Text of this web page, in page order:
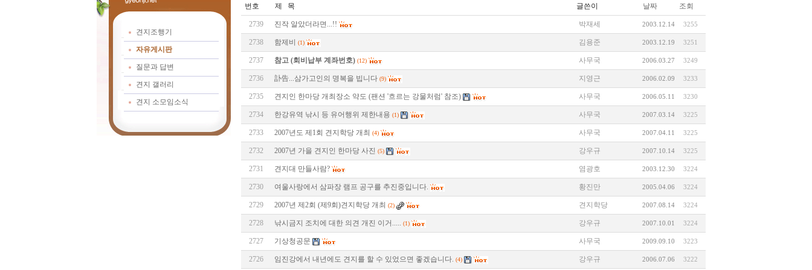
견지조행기
자유게시판
질문과 답변
견지 갤러리
견지 소모임소식
번호 제 목 글쓴이 날짜 조회
2739 진작 알았더라면...!! 박재세 2003.12.14 3255
2738 함제비 (1) 김용준 2003.12.19 3251
2737 참고 (회비납부 계좌번호) (12) 사무국 2006.03.27 3249
2736 訃告...삼가고인의 명복을 빕니다 (9) 지영근 2006.02.09 3233
2735 견지인 한마당 개최장소 약도 (팬션 '흐르는 강물처럼' 참조) 사무국 2006.05.11 3230
2734 한강유역 낚시 등 유어행위 제한내용 (1) 사무국 2007.03.14 3225
2733 2007년도 제1회 견지학당 개최 (4) 사무국 2007.04.11 3225
2732 2007년 가을 견지인 한마당 사진 (5) 강우규 2007.10.14 3225
2731 견지대 만들사람? 염광호 2003.12.30 3224
2730 여울사랑에서 삼파장 램프 공구를 추진중입니다. 황진만 2005.04.06 3224
2729 2007년 제2회 (제9회)견지학당 개최 (2) 견지학당 2007.08.14 3224
2728 낚시금지 조치에 대한 의견 개진 이거..... (1) 강우규 2007.10.01 3224
2727 기상청공문 사무국 2009.09.10 3223
2726 임진강에서 내년에도 견지를 할 수 있었으면 좋겠습니다. (4) 강우규 2006.07.06 3222